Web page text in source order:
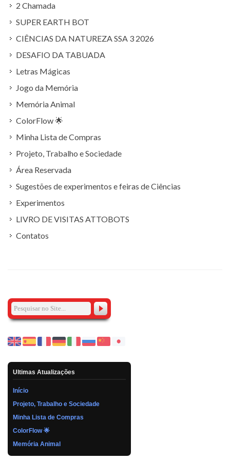
2 Chamada
SUPER EARTH BOT
CIÊNCIAS DA NATUREZA SSA 3 2026
DESAFIO DA TABUADA
Letras Mágicas
Jogo da Memória
Memória Animal
ColorFlow 🌟
Minha Lista de Compras
Projeto, Trabalho e Sociedade
Área Reservada
Sugestões de experimentos e feiras de Ciências
Experimentos
LIVRO DE VISITAS ATTOBOTS
Contatos
Ultimas Atualizações
Início
Projeto, Trabalho e Sociedade
Minha Lista de Compras
ColorFlow 🌟
Memória Animal